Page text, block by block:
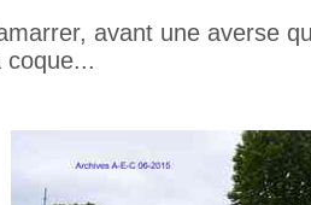
avant une averse
coque...